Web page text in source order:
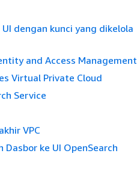
dengan kunci yang dikelola
and Access Management
Virtual Private Cloud
Service
VPC
ke UI OpenSearch